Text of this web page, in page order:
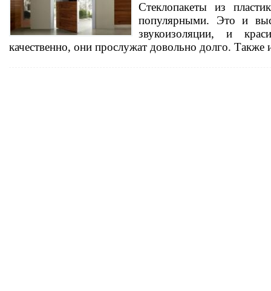
Стеклопакеты из
популярными. Это и
звукоизоляции, и
качественно, они прослужат довольно долго.